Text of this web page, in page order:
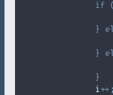
if
(
}
}
}
                i
++ ;